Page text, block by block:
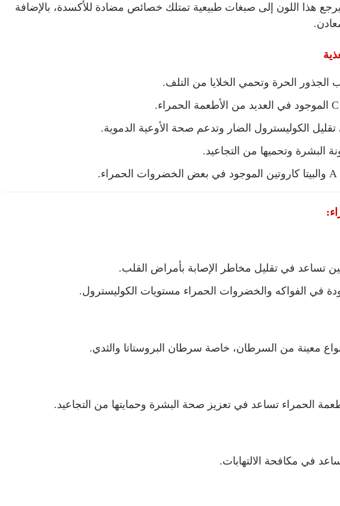
يرجع هذا اللون إلى صبغات طبيعية تمتلك خصائص مضادة للأكسدة، بالإضافة
الجذور الحرة وتحمي الخلايا من التلف.
الكوليسترول الضار وتدعم صحة الأوعية الدموية.
البشرة وتحميها من التجاعيد.
تساعد في تقليل مخاطر الإصابة بأمراض القلب.
في الفواكه والخضروات الحمراء مستويات الكوليسترول.
معينة من السرطان، خاصة سرطان البروستاتا والثدي.